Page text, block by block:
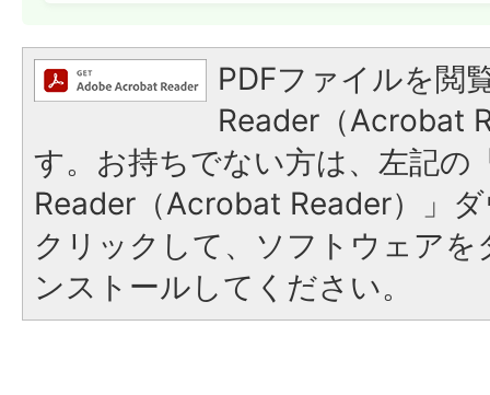
PDFファイルを閲
Reader（Acrobat
す。お持ちでない方は、左記の
Reader（Acrobat Reader）」
クリックして、ソフトウェア
ンストールしてください。